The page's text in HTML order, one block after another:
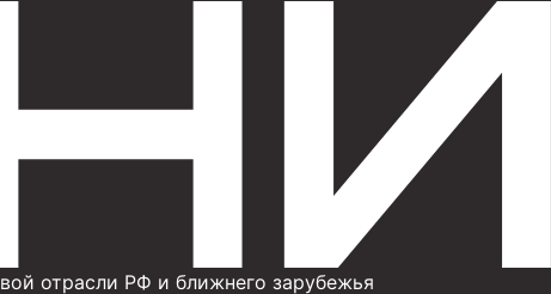
отрасли РФ и ближнего зарубежья